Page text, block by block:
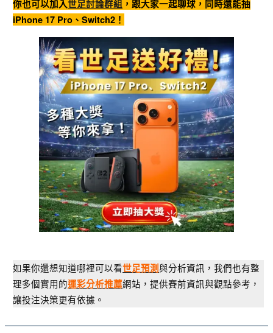
你也可以加入世足討論群組 ，跟大家一起聊球，同時還能抽
iPhone 17 Pro、Switch2！
如果你還想知道哪裡可以看世足預測與分析資訊，我們也有整
理多個實用的運彩分析推薦網站，提供賽前資訊與觀點參考，
讓投注決策更有依據。